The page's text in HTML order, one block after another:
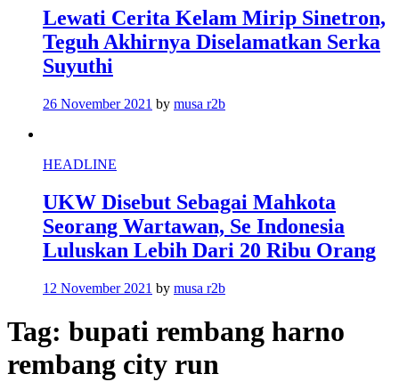
Lewati Cerita Kelam Mirip Sinetron,
Teguh Akhirnya Diselamatkan Serka
Suyuthi
26 November 2021 by musa r2b
HEADLINE
UKW Disebut Sebagai Mahkota
Seorang Wartawan, Se Indonesia
Luluskan Lebih Dari 20 Ribu Orang
12 November 2021 by musa r2b
Tag: bupati rembang harno
rembang city run